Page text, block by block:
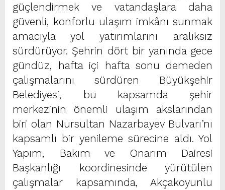
güçlendirmek ve vatandaşlara daha
güvenli, konforlu ulaşım imkânı sunmak
amacıyla yol yatırımlarını aralıksız
sürdürüyor. Şehrin dört bir yanında gece
gündüz, hafta içi hafta sonu demeden
çalışmalarını sürdüren Büyükşehir
Belediyesi, bu kapsamda şehir
merkezinin önemli ulaşım akslarından
biri olan Nursultan Nazarbayev Bulvarı’nı
kapsamlı bir yenileme sürecine aldı. Yol
Yapım, Bakım ve Onarım Dairesi
Başkanlığı koordinesinde yürütülen
çalışmalar kapsamında, Akçakoyunlu